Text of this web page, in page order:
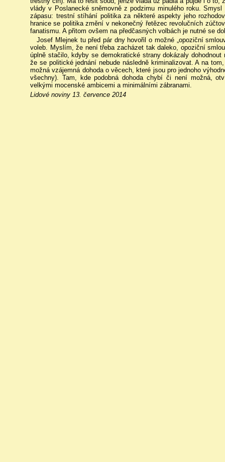
vlády v Poslanecké sněmovně z podzimu minulého roku.
zápasu: trestní stíhání politika za některé aspekty jeho
hranice se politika změní v nekonečný řetězec revolučních
fanatismu. A přitom ovšem na předčasných volbách je nutné se
Josef Mlejnek tu před pár dny hovořil o možné „opoziční
voleb. Myslím, že není třeba zacházet tak daleko, opoziční
úplně stačilo, kdyby se demokratické strany dokázaly
že se politické jednání nebude následně kriminalizovat. A na
možná vzájemná dohoda o věcech, které jsou pro jednoho
všechny). Tam, kde podobná dohoda chybí či není možná,
velkými mocenské ambicemi a minimálními zábranami.
Lidové noviny 13. července 2014